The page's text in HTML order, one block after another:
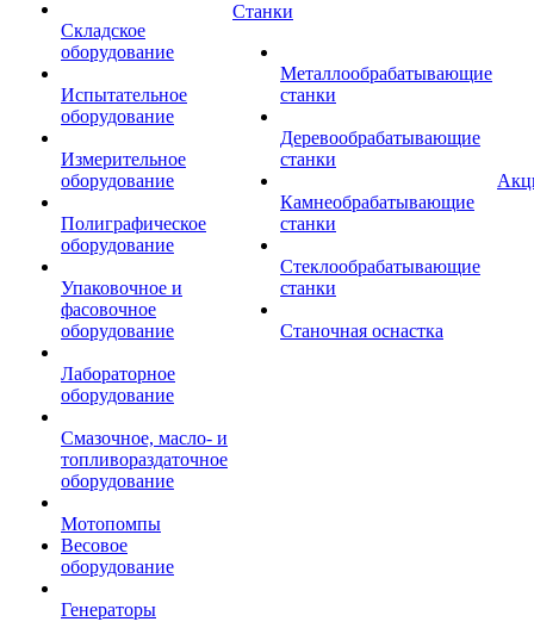
Складское
оборудование
Испытательное
оборудование
Измерительное
оборудование
Полиграфическое
оборудование
Упаковочное и
фасовочное
оборудование
Лабораторное
оборудование
Смазочное, масло- и
топливораздаточное
оборудование
Мотопомпы
Весовое
оборудование
Генераторы
Станки
Металлообрабатывающие
станки
Деревообрабатывающие
станки
Камнеобрабатывающие
станки
Стеклообрабатывающие
станки
Станочная оснастка